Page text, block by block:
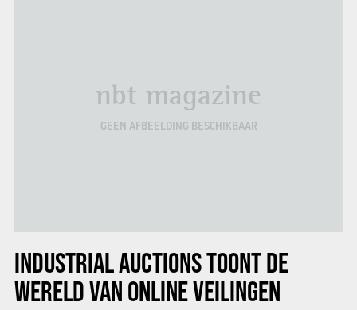
nbt magazine
GEEN AFBEELDING BESCHIKBAAR
INDUSTRIAL AUCTIONSTOONT DE
WERELD VAN ONLINE VEILINGEN